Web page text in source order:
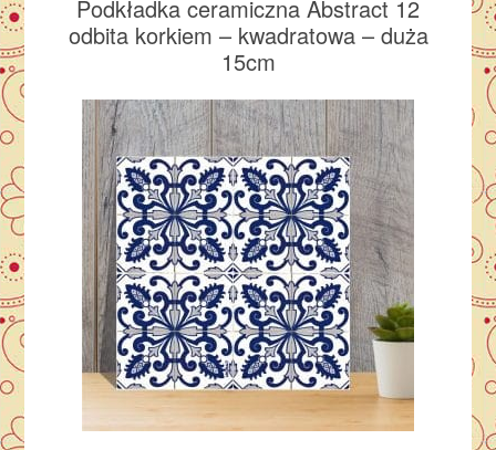
Podkładka ceramiczna Abstract 12
odbita korkiem – kwadratowa – duża
15cm